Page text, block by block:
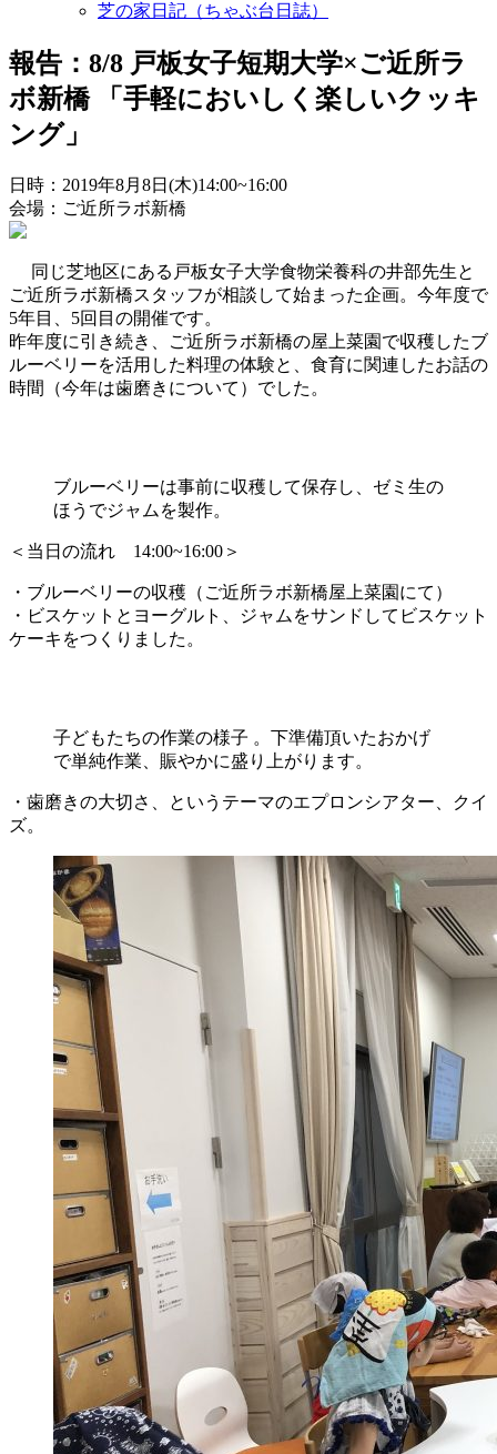
芝の家日記（ちゃぶ台日誌）
報告：8/8 戸板女子短期大学×ご近所ラ
ボ新橋 「手軽においしく楽しいクッキ
ング」
日時：2019年8月8日(木)14:00~16:00
会場：ご近所ラボ新橋
同じ芝地区にある戸板女子大学食物栄養科の井部先生と
ご近所ラボ新橋スタッフが相談して始まった企画。今年度で
5年目、5回目の開催です。
昨年度に引き続き、ご近所ラボ新橋の屋上菜園で収穫したブ
ルーベリーを活用した料理の体験と、食育に関連したお話の
時間（今年は歯磨きについて）でした。
ブルーベリーは事前に収穫して保存し、ゼミ生の
ほうでジャムを製作。
＜当日の流れ 14:00~16:00＞
・ブルーベリーの収穫（ご近所ラボ新橋屋上菜園にて）
・ビスケットとヨーグルト、ジャムをサンドしてビスケット
ケーキをつくりました。
子どもたちの作業の様子 。下準備頂いたおかげ
で単純作業、賑やかに盛り上がります。
・歯磨きの大切さ、というテーマのエプロンシアター、クイ
ズ。